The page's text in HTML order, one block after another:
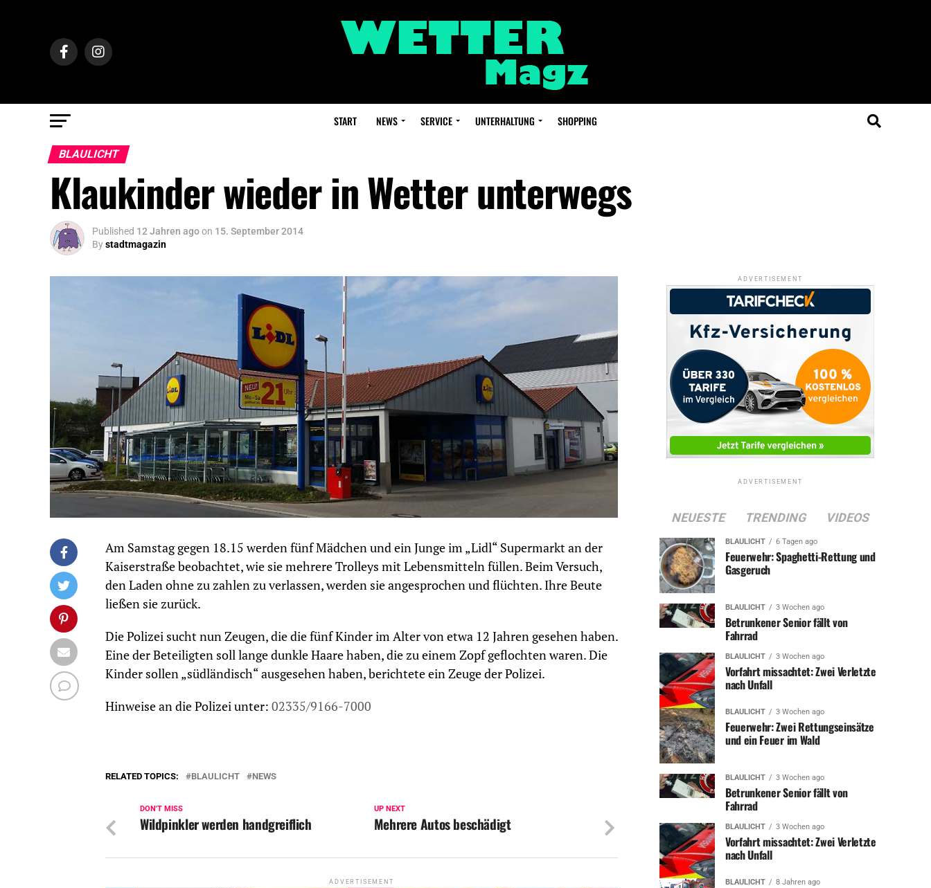
START NEWS SERVICE UNTERHALTUNG SHOPPING
BLAULICHT
Klaukinder wieder in Wetter unterwegs
Published 12 Jahren agoon 15. September 2014
Bystadtmagazin
Am Samstag gegen 18.15 werden fünf Mädchen und ein Junge im „Lidl“ Supermarkt an der
Kaiserstraße beobachtet, wie sie mehrere Trolleys mit Lebensmitteln füllen. Beim Versuch,
den Laden ohne zu zahlen zu verlassen, werden sie angesprochen und flüchten. Ihre Beute
ließen sie zurück.
Die Polizei sucht nun Zeugen, die die fünf Kinder im Alter von etwa 12 Jahren gesehen haben.
Eine der Beteiligten soll lange dunkle Haare haben, die zu einem Zopf geflochten waren. Die
Kinder sollen „südländisch“ ausgesehen haben, berichtete ein Zeuge der Polizei.
Hinweise an die Polizei unter: 02335/9166-7000
RELATED TOPICS: BLAULICHT NEWS
UP NEXT
Mehrere Autos beschädigt
DON'T MISS
Wildpinkler werden handgreiflich
ADVERTISEMENT
ADVERTISEMENT
ADVERTISEMENT
NEUESTE TRENDING VIDEOS
BLAULICHT 6 Tagen ago
Feuerwehr: Spaghetti-Rettung und
Gasgeruch
BLAULICHT 3 Wochen ago
Betrunkener Senior fällt von
Fahrrad
BLAULICHT 3 Wochen ago
Vorfahrt missachtet: Zwei Verletzte
nach Unfall
BLAULICHT 3 Wochen ago
Feuerwehr: Zwei Rettungseinsätze
und ein Feuer im Wald
BLAULICHT 3 Wochen ago
Betrunkener Senior fällt von
Fahrrad
BLAULICHT 3 Wochen ago
Vorfahrt missachtet: Zwei Verletzte
nach Unfall
BLAULICHT 8 Jahren ago